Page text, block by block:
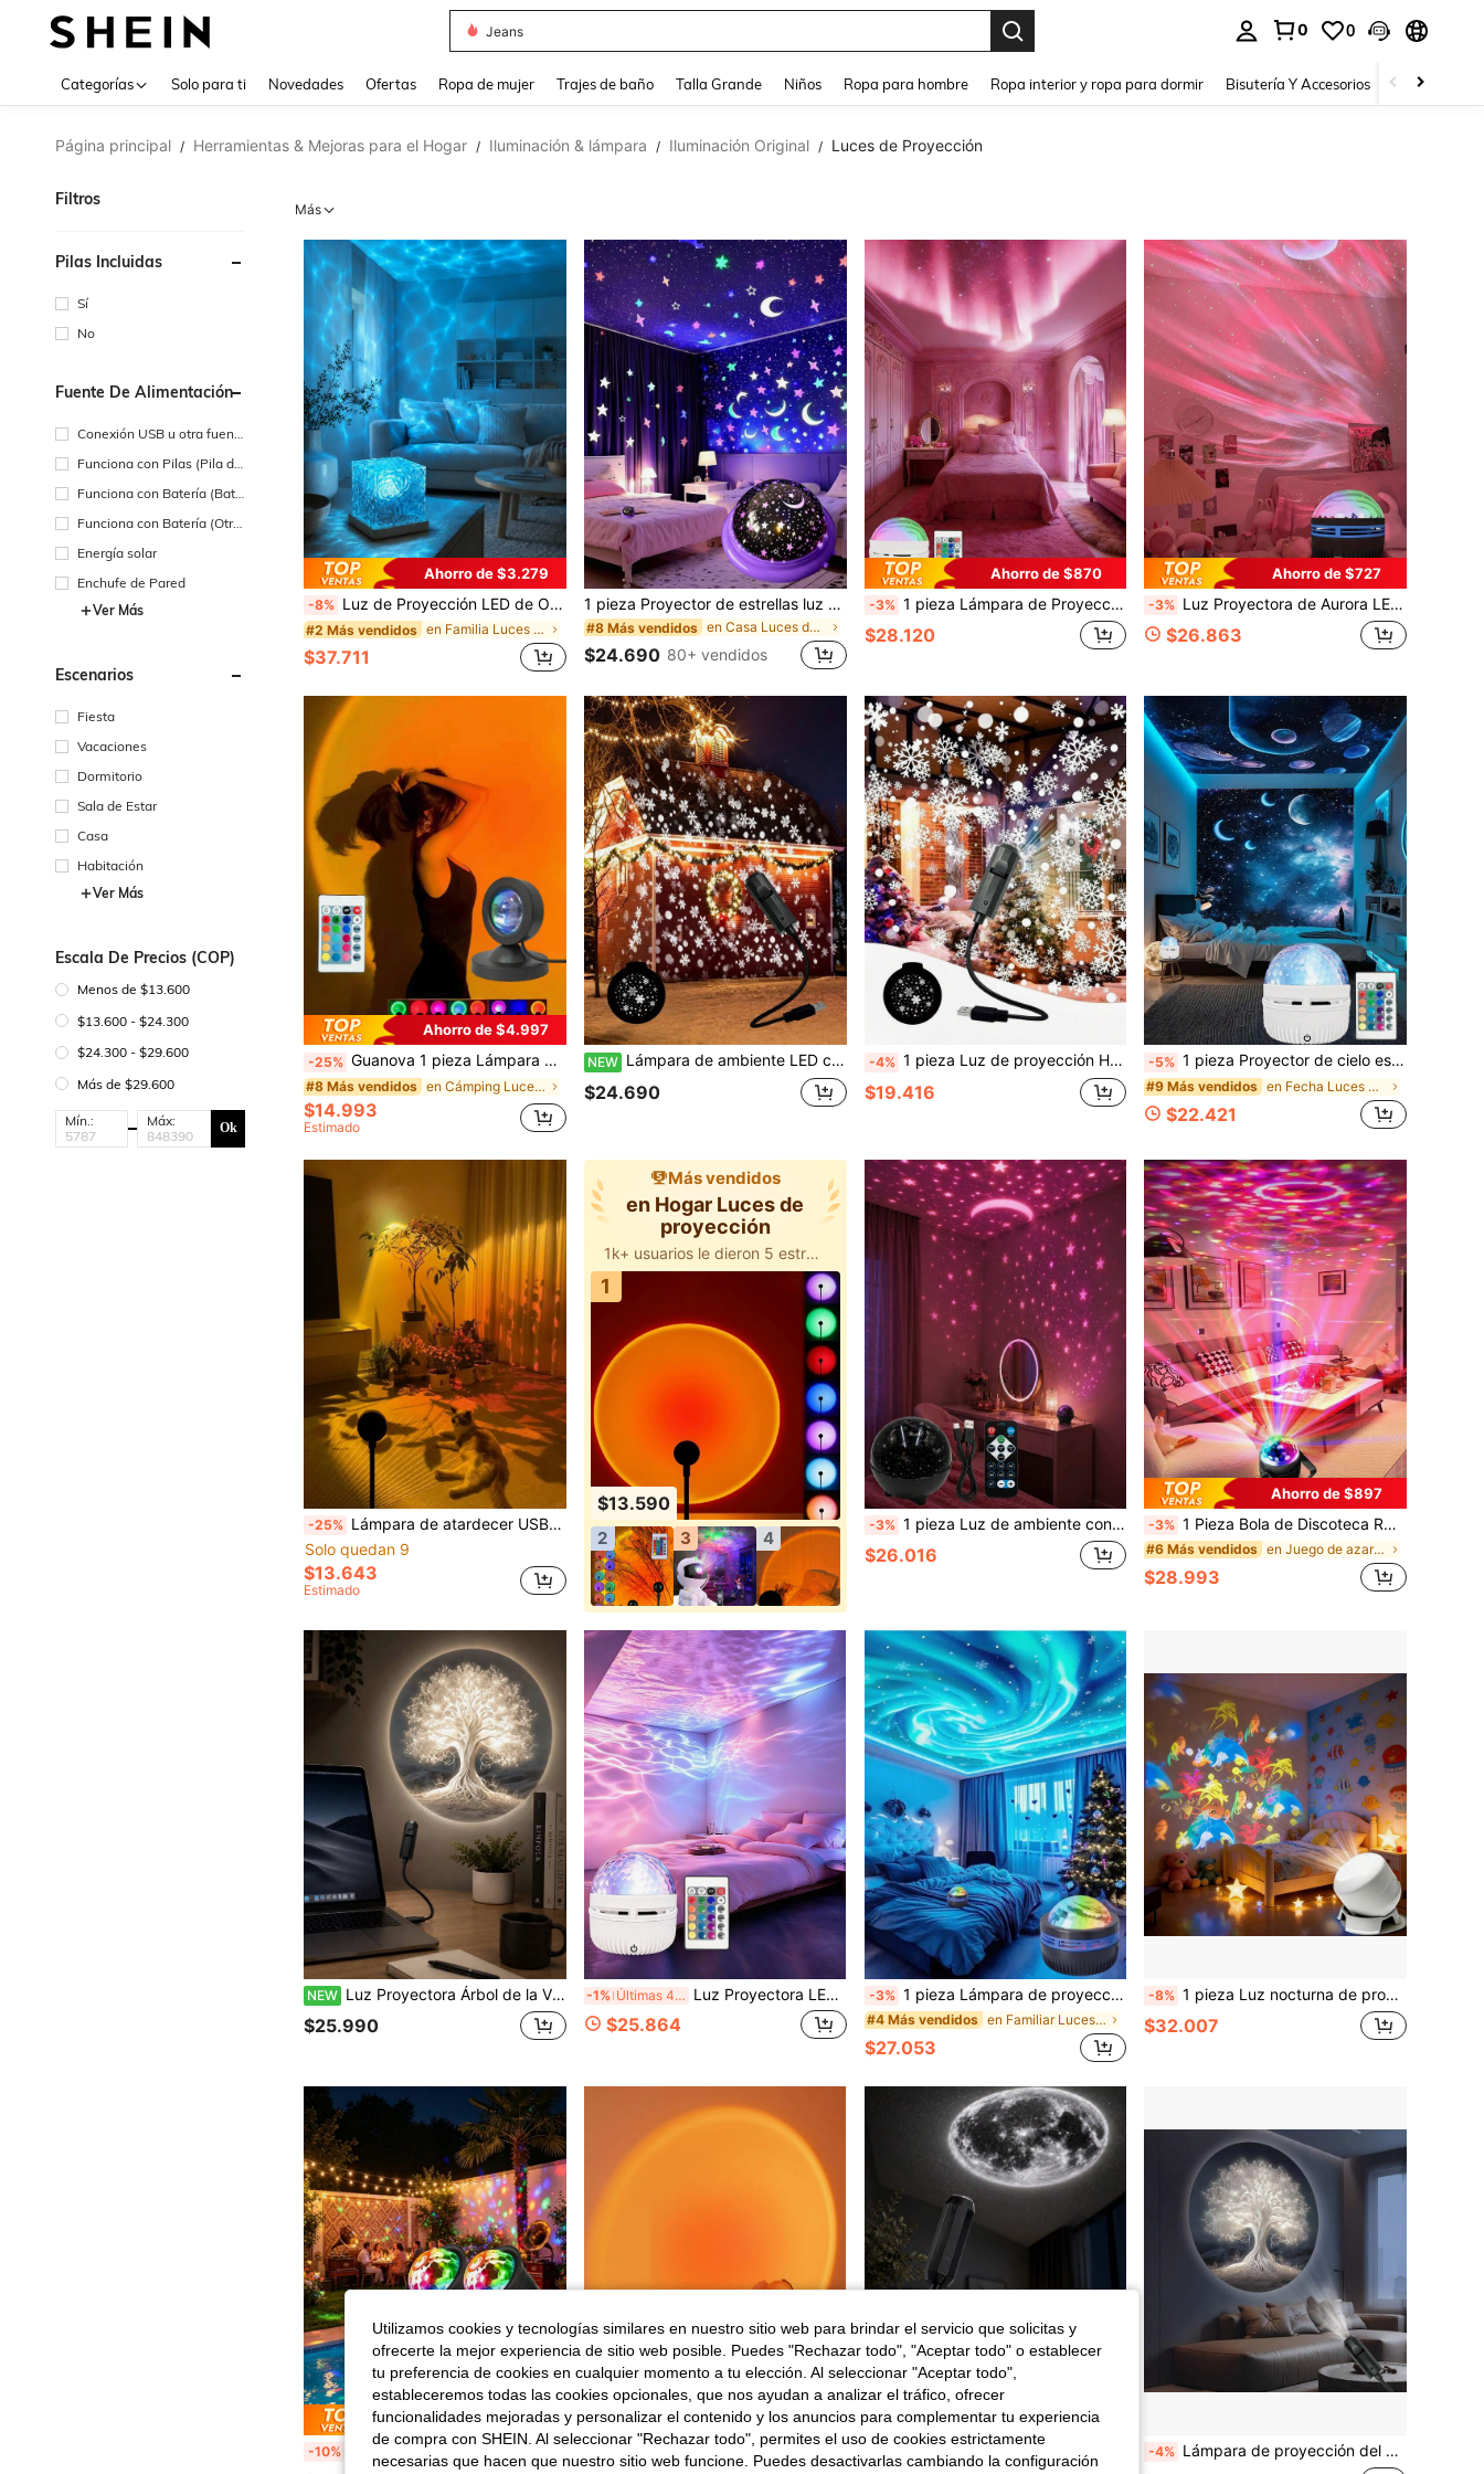
Jeans
0 0
Categorías Solo para ti Novedades Ofertas Ropa de mujer Trajes de baño Talla Grande Niños Ropa para hombre Ropa interior y ropa para dormir Bisutería Y Accesorios Zapatos
Página principal / Herramientas & Mejoras para el Hogar / Iluminación & lámpara / Iluminación Original / Luces de Proyección
Filtros
Pilas Incluidas
Sí
No
Fuente De Alimentación
Conexión USB u otra fuent
Funciona con Pilas (Pila de
Botón/Pila de Moneda)
Funciona con Batería (Bate
Funciona con Batería (Otra
s Baterías)
Energía solar
Enchufe de Pared
Ver Más
Escenarios
Fiesta
Vacaciones
Dormitorio
Sala de Estar
Casa
Habitación
Ver Más
Escala De Precios (COP)
Menos de $13.600
$13.600 - $24.300
$24.300 - $29.600
Más de $29.600
Mín.: Máx: Ok
Más
Ahorro de $3.279
-8% Luz de Proyección LED de Onda de Agua RGB de 16 Colores con Control Remoto & Interruptor Táctil, Luz Nocturna de Cubo de Cristal Regulable Alimentada por USB para Dormitorio, Decoración de Habitación, Fiesta, Bar, Restaurante & Iluminación de Ambiente del Hogar
#2 Más vendidos en Familia Luces de proyección
$37.711
1 pieza Proyector de estrellas luz nocturna, Proyector de cielo estrellado soñador, Lámpara proyectora de luna y estrellas, Luz de ambiente romántica LED, Regalo para fiestas, proyecta estrellas y luna, Lámpara de mesa proyector de cosmos estrellado para decoración de dormitorio y fiesta, regalo de cumpleaños
#8 Más vendidos en Casa Luces de proyección
$24.690 80+ vendidos
Ahorro de $870
-3% 1 pieza Lámpara de Proyección LED Aurora Boreal, Luz de Atmósfera de Cielo Estrellado, Múltiples Patrones de Color Disponibles, Algunos Productos con Función de Control Remoto, Proyector de Cortina de Estrellas Galácticas, Proyector de Luz Nocturna para Dormitorio, Luz de Cine en Casa, Decoración de Techo, Decoración de Regalo, Regalo de Vacaciones, Luz de Camping, Decoración de Boda, Luz Nocturna de Atmósfera Romántica
$28.120
Ahorro de $727
-3% Luz Proyectora de Aurora LED Alimentada por USB Material ABS Con Control Remoto Crea Efecto de Luces del Norte Adecuada para Dormitorio, Navidad, Fiesta de Cumpleaños y Decoración de Habitación Sin Batería
$26.863
Ahorro de $4.997
-25% Guanova 1 pieza Lámpara de Proyección de Atardecer, Proyector de Color, Alimentado por USB, Luz Nocturna LED de Atardecer, (Luz Púrpura Azul/Luz de Atardecer/Luz Multicolor RGB Opcional), Luz de Atmósfera Giratoria 360°, Adecuada Para: Iluminación de Dormitorio, Decoración de Habitación, Decoración del Hogar, Cumpleaños, Graduación, Luz de Juego, Luz de Fotografía, Suministros para Parejas Casadas
#8 Más vendidos en Cámping Luces de proyección
$14.993
Estimado
NEW Lámpara de ambiente LED con copos de nieve y animales marinos de ensueño, interruptor táctil, alimentada por USB Tipo-C, lámpara de atmósfera Aurora para fiestas navideñas, dormitorios y decoración acogedora de vacaciones
$24.690
-4% 1 pieza Luz de proyección Halloween/Navidad, luz LED USB giratoria 360°, sin batería incluida, proyecta patrón de copos de nieve, adecuada para mesa de noche, dormitorio, sala de estar, techo, decoración de pared, Halloween/Navidad
$19.416
-5% 1 pieza Proyector de cielo estrellado Aurora alimentado por USB, con control remoto RGB - Iluminación LED ajustable, superficie lisa, alimentación por USB, apto para uso en interiores, mejora la atracción espacial, efectos visuales cautivadores, proyector con control remoto, iluminación ambiental, iluminación moderna, plástico duradero, lámpara de escritorio, lámpara de mesita de noche, lámpara de dormitorio/mesita de noche
#9 Más vendidos en Fecha Luces de proyección
$22.421
-25% Lámpara de atardecer USB corrugada, luz ambiental de cuello de cisne ajustable, lámpara de ambiente USB plug & play, luz portátil de brillo de atardecer para dormitorio, dormitorio, sala de juegos, decoración de fiesta de selfies, compatible con banco de energía, cargador de portátil, regalo estético romántico
Solo quedan 9
$13.643
Estimado
Más vendidos
en Hogar Luces de
proyección
compró esto hace 20 minutos
1k+ usuarios le dieron 5 estrellas
compró esto hace 20 minutos
1
$13.590
2 3 4
-3% 1 pieza Luz de ambiente con proyección de cielo estrellado y luna USB/Lámpara de decoración interior, adecuada para decoración festiva, decoración de dormitorio y otras escenas, y se puede usar en dormitorio, sala de estar, KTV, oficina, bar y otros lugares
$26.016
Ahorro de $897
-3% 1 Pieza Bola de Discoteca RGB - 7 Modos de Iluminación, Perfecta para Fiestas, Festivales, Cumpleaños y Regalos, Decoraciones Navideñas para el Hogar Alimentadas por USB Regalos de Navidad
#6 Más vendidos en Juego de azar Luces de proyección
$28.993
NEW Luz Proyectora Árbol de la Vida Alimentada por USB, Lámpara de Ambiente Realista para Decoración de Habitación en Festividades
$25.990
-1% Últimas 4 hrs Luz Proyectora LED - Luz Nocturna 2 en 1 Aurora & Ola Oceánica, Con Control Remoto, 14 Efectos Vibrantes, Alimentada por Cable Incluido, Adecuada para Dormitorio, Sala de Juegos, Decoración de Cine en Casa, Iluminación Ambiental & Relajación
$25.864
-3% 1 pieza Lámpara de proyección de luces del norte creativa giratoria, lámpara de ambiente de ondas de agua dinámica multicolor de 7 colores, galaxia de cielo estrellado, lámpara alimentada por USB DC5V, regalo de festival para parejas, iluminación de ambiente para reuniones en el hogar y eventos
#4 Más vendidos en Familiar Luces de proyección
$27.053
-8% 1 pieza Luz nocturna de proyección oceánica, proyector ajustable de 360 grados con medusas y delfines, lámpara con luz LED de colores cambiantes alimentada por USB, regalo perfecto para adolescentes, cine en casa y iluminación ambiental, lámpara de ambiente para dormitorio
$32.007
Ahorro de $4.199
-10% 2 piezas Luz de bola de discoteca, luz de fiesta portátil activada por voz, luz estroboscópica alimentada por batería USB, adecuada para hogar, habitación, coche, baile, cumpleaños, karaoke, Halloween y decoraciones navideñas (versión enchufable). 1 pieza Luz de Proyección USB de 16 Colores Atardecer Rojo con Control Remoto, Lámpara RGB de Amanecer y Atardecer con 4 Modos, Proyector de Luz Nocturna LED para Fotografía/Selfie, Decoración de Fiestas, Decoración del Hogar, Decoración de Sala de Estar, Decoración de Dormitorio, Regalos para Mujeres, Niñas, Amigos, Familia NEW Luz de habitación lunar realista, 3 opciones de color en blanco, azul y amarillo, lámpara giratoria 360° alimentada por USB para ambiente de dormitorio, decoraciones de Halloween y Navidad -4% Lámpara de proyección del árbol de la vida LED, luz de cielo estrellado romántica alimentada por USB, lámpara de proyección de alta luminosidad y alta definición, adecuada para decoración de habitaciones, luz nocturna creativa, iluminación de ambiente onírico, regalo de cumpleaños, reunión familiar y decoración de pared
Utilizamos cookies y tecnologías similares en nuestro sitio web para brindar el servicio que solicitas y
ofrecerte la mejor experiencia de sitio web posible. Puedes "Rechazar todo", "Aceptar todo" o establecer
tu preferencia de cookies en cualquier momento a tu elección. Al seleccionar "Aceptar todo",
estableceremos todas las cookies opcionales, que nos ayudan a analizar el tráfico, ofrecer
funcionalidades mejoradas y personalizar el contenido y los anuncios para complementar tu experiencia
de compra con SHEIN. Al seleccionar "Rechazar todo", permites el uso de cookies estrictamente
necesarias que hacen que nuestro sitio web funcione. Puedes desactivarlas cambiando la configuración